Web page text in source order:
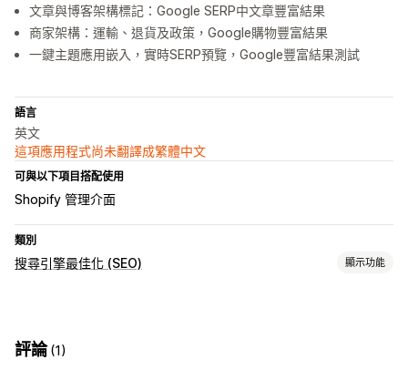
文章與博客架構標記：Google SERP中文章豐富結果
商家架構：運輸、退貨及政策，Google購物豐富結果
一鍵主題應用嵌入，實時SERP預覽，Google豐富結果測試
語言
英文
這項應用程式尚未翻譯成繁體中文
可與以下項目搭配使用
Shopify 管理介面
類別
搜尋引擎最佳化 (SEO) 顯示功能
評論(1)